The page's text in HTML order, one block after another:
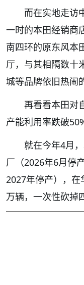
而在实地走访
一时的本田经销商
南四环的原东风本
厅，与其相隔数十
城等品牌依旧热闹
再看看本田对
产能利用率跌破
就在今年4月
厂（2026年6月停
2027年停产），
万辆，一次性砍掉